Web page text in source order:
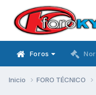
Foros
Inicio FORO TÉCNICO